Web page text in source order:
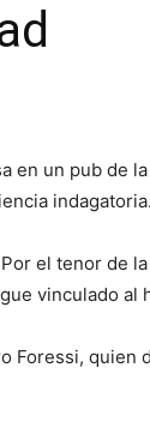
en un pub de
indagatoria.
el tenor de
vinculado al
Foressi, quien